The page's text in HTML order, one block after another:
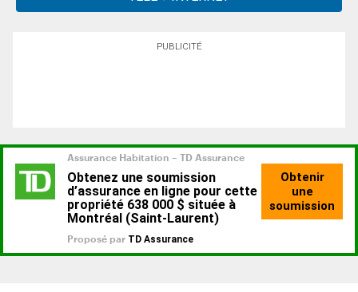
PUBLICITÉ